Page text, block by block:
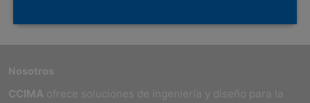
Nosotros
CCIMA ofrece soluciones de ingeniería y diseño para la